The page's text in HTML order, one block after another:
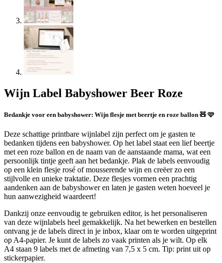
Wijn Label Babyshower Beer Roze
Bedankje voor een babyshower: Wijn flesje met beertje en roze ballon 🧸 🩷
Deze schattige printbare wijnlabel zijn perfect om je gasten te
bedanken tijdens een babyshower. Op het label staat een lief beertje
met een roze ballon en de naam van de aanstaande mama, wat een
persoonlijk tintje geeft aan het bedankje. Plak de labels eenvoudig
op een klein flesje rosé of mousserende wijn en creëer zo een
stijlvolle en unieke traktatie. Deze flesjes vormen een prachtig
aandenken aan de babyshower en laten je gasten weten hoeveel je
hun aanwezigheid waardeert!
Dankzij onze eenvoudig te gebruiken editor, is het personaliseren
van deze wijnlabels heel gemakkelijk. Na het bewerken en bestellen
ontvang je de labels direct in je inbox, klaar om te worden uitgeprint
op A4-papier. Je kunt de labels zo vaak printen als je wilt. Op elk
A4 staan 9 labels met de afmeting van 7,5 x 5 cm. Tip: print uit op
stickerpapier.